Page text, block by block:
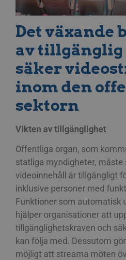
Det växande
av tillgänglig
säker
inom den
sektorn
Vikten av tillgänglighet
Offentliga organ, som
statliga myndigheter, måste
videoinnehåll är tillgängligt
inklusive personer med
Funktioner som automatisk
hjälper organisationer att
tillgänglighetskraven och
kan följa med. Dessutom
möjligt att streama möten